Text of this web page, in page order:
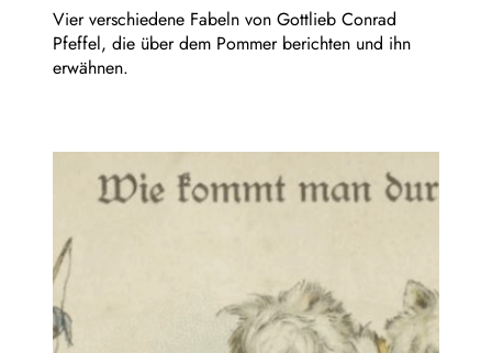
Vier verschiedene Fabeln von Gottlieb Conrad
Pfeffel, die über dem Pommer berichten und ihn
erwähnen.